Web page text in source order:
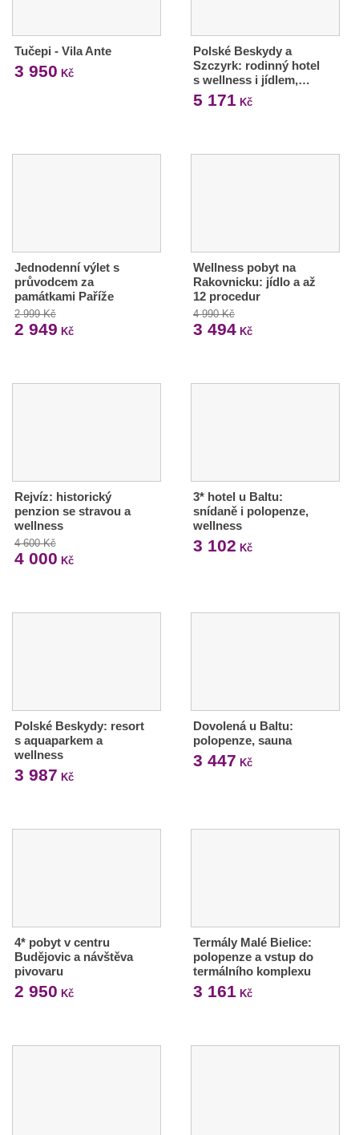
Tučepi - Vila Ante
3 950 Kč
Polské Beskydy a
Szczyrk: rodinný hotel
s wellness i jídlem,…
5 171 Kč
Jednodenní výlet s
průvodcem za
památkami Paříže
2 999 Kč
2 949 Kč
Wellness pobyt na
Rakovnicku: jídlo a až
12 procedur
4 990 Kč
3 494Kč
Rejvíz: historický
penzion se stravou a
wellness
4 600 Kč
4 000 Kč
3* hotel u Baltu:
snídaně i polopenze,
wellness
3 102 Kč
Polské Beskydy: resort
s aquaparkem a
wellness
3 987 Kč
Dovolená u Baltu:
polopenze, sauna
3 447 Kč
4* pobyt v centru
Budějovic a návštěva
pivovaru
2 950 Kč
Termály Malé Bielice:
polopenze a vstup do
termálního komplexu
3 161 Kč